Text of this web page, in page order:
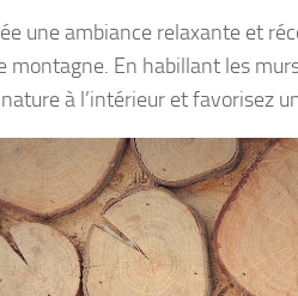
une ambiance relaxante et
montagne. En habillant les
à l’intérieur et favorisez